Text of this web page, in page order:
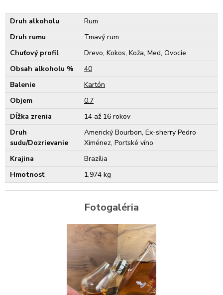
Druh alkoholu
Rum
Druh rumu
Tmavý rum
Chuťový profil
Drevo, Kokos, Koža, Med, Ovocie
Obsah alkoholu %
40
Balenie
Kartón
Objem
0.7
Dĺžka zrenia
14 až 16 rokov
Druh
sudu/Dozrievanie
Americký Bourbon, Ex-sherry Pedro
Ximénez, Portské víno
Krajina
Brazília
Hmotnosť
1,974 kg
Fotogaléria